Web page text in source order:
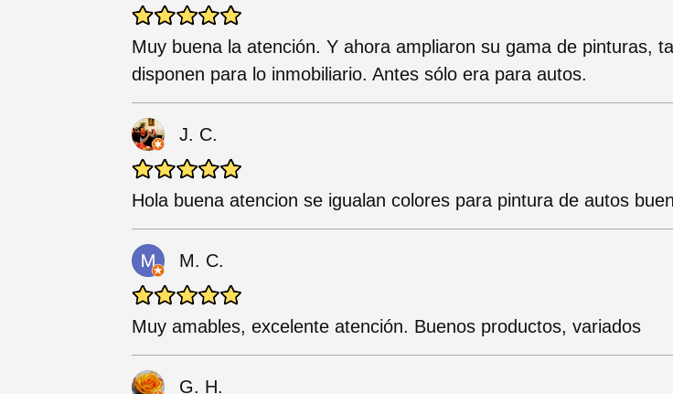
Muy buena la atención. Y ahora ampliaron su gama de pinturas,
disponen para lo inmobiliario. Antes sólo era para autos.
J. C.
Hola buena atencion se igualan colores para pintura de autos
M. C.
Muy amables, excelente atención. Buenos productos, variados
G. H.